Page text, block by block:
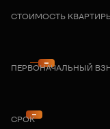
СТОИМОСТЬ
ПЕРВОНАЧАЛЬНЫЙ
СРОК